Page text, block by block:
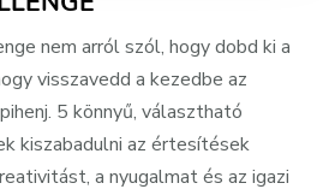
nem arról szól, hogy dobd ki a
visszavedd a kezedbe az
5 könnyű, választható
kiszabadulni az értesítések
a nyugalmat és az igazi